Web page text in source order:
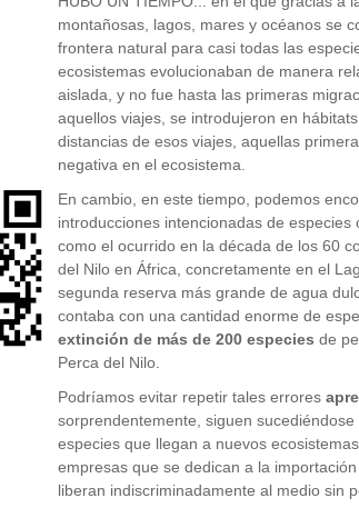
montañosas, lagos, mares y océanos se
frontera natural para casi todas las
ecosistemas evolucionaban de manera
aislada, y no fue hasta las primeras
aquellos viajes, se introdujeron en
distancias de esos viajes, aquellas
negativa en el ecosistema.
En cambio, en este tiempo, podemos
introducciones intencionadas de especies
como el ocurrido en la década de los 60
del Nilo en África, concretamente en el
segunda reserva más grande de agua
contaba con una cantidad enorme de
extinción de más de 200 especies de
Perca del Nilo.
Podríamos evitar repetir tales errores
sorprendentemente, siguen
especies que llegan a nuevos ecosistemas
empresas que se dedican a la
liberan indiscriminadamente al medio sin